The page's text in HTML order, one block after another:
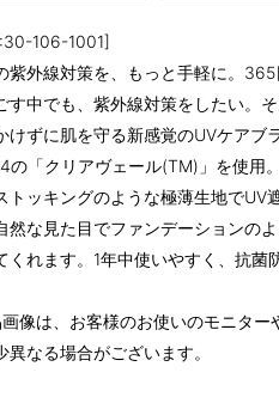
106-1001]
紫外線対策を、もっと手軽に。
す中でも、紫外線対策をしたい。
けずに肌を守る新感覚のUVケアブ
の「クリアヴェール(TM)」を使用
トッキングのような極薄生地でUV
然な見た目でファンデーションの
くれます。1年中使いやすく、抗菌
像は、お客様のお使いのモニタ
異なる場合がございます。